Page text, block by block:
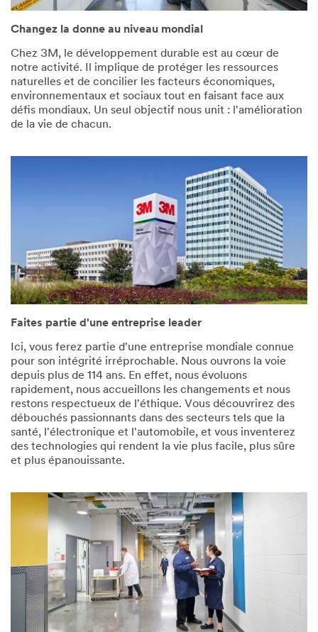
Changez la donne au niveau mondial
Chez 3M, le développement durable est au cœur de
notre activité. Il implique de protéger les ressources
naturelles et de concilier les facteurs économiques,
environnementaux et sociaux tout en faisant face aux
défis mondiaux. Un seul objectif nous unit : l'amélioration
de la vie de chacun.
Faites partie d'une entreprise leader
Ici, vous ferez partie d'une entreprise mondiale connue
pour son intégrité irréprochable. Nous ouvrons la voie
depuis plus de 114 ans. En effet, nous évoluons
rapidement, nous accueillons les changements et nous
restons respectueux de l'éthique. Vous découvrirez des
débouchés passionnants dans des secteurs tels que la
santé, l'électronique et l'automobile, et vous inventerez
des technologies qui rendent la vie plus facile, plus sûre
et plus épanouissante.